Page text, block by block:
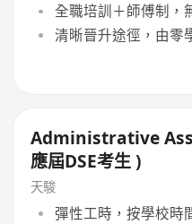
全職培訓＋師傅制，
清晰晉升途徑，由零
Administrative
應屆DSE考生 )
天駿
彈性工時，按學校時